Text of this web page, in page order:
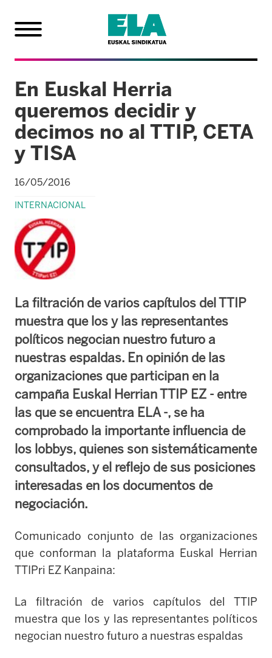
En Euskal Herria
queremos decidir y
decimos no al TTIP, CETA
y TISA
16/05/2016
INTERNACIONAL
La filtración de varios capítulos del TTIP
muestra que los y las representantes
políticos negocian nuestro futuro a
nuestras espaldas. En opinión de las
organizaciones que participan en la
campaña Euskal Herrian TTIP EZ - entre
las que se encuentra ELA -, se ha
comprobado la importante influencia de
los lobbys, quienes son sistemáticamente
consultados, y el reflejo de sus posiciones
interesadas en los documentos de
negociación.
Comunicado conjunto de las organizaciones
que conforman la plataforma Euskal Herrian
TTIPri EZ Kanpaina:
La filtración de varios capítulos del TTIP
muestra que los y las representantes políticos
negocian nuestro futuro a nuestras espaldas